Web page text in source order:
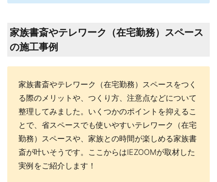
家族書斎やテレワーク（在宅勤務）スペース
の施工事例
家族書斎やテレワーク（在宅勤務）スペースをつく
る際のメリットや、つくり方、注意点などについて
整理してみました。いくつかのポイントを抑えるこ
とで、省スペースでも使いやすいテレワーク（在宅
勤務）スペースや、家族との時間が楽しめる家族書
斎が叶いそうです。ここからはIEZOOMが取材した
実例をご紹介します！